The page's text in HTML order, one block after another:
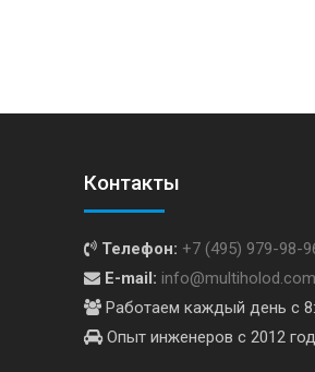
Контакты
Телефон: +7 (495) 979-98-
E-mail: info@multiholod.com
Работаем каждый день с
Опыт инженеров с 2012